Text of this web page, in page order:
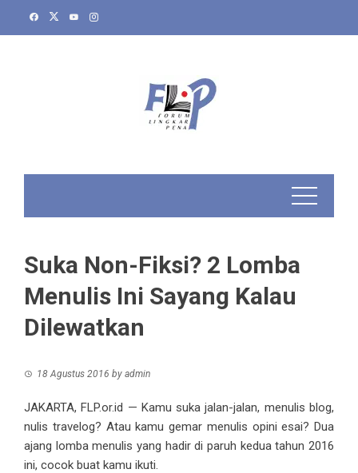
Suka Non-Fiksi? 2 Lomba
Menulis Ini Sayang Kalau
Dilewatkan
18 Agustus 2016 by admin
JAKARTA, FLP.or.id — Kamu suka jalan-jalan, menulis blog,
nulis travelog? Atau kamu gemar menulis opini esai? Dua
ajang lomba menulis yang hadir di paruh kedua tahun 2016
ini, cocok buat kamu ikuti.